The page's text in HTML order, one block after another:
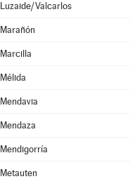
Luzaide/Valcarlos
Marañón
Marcilla
Mélida
Mendavia
Mendaza
Mendigorría
Metauten